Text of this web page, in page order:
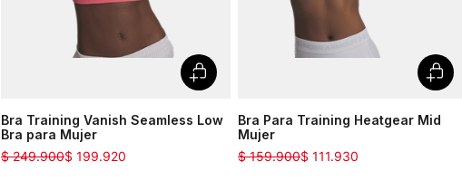
Bra Training Vanish Seamless Low
Bra para Mujer
$ 199.920
$ 249.900
Bra Para Training Heatgear Mid
Mujer
$ 111.930
$ 159.900